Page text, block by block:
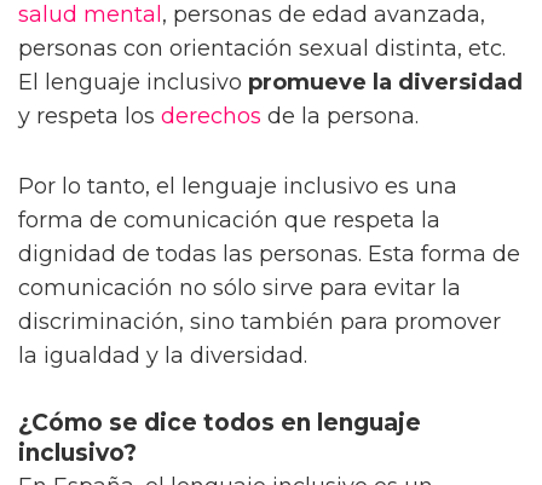
salud mental , personas de edad avanzada,
personas con orientación sexual distinta, etc.
El lenguaje inclusivo promueve la diversidad
y respeta los derechos de la persona.
Por lo tanto, el lenguaje inclusivo es una
forma de comunicación que respeta la
dignidad de todas las personas. Esta forma de
comunicación no sólo sirve para evitar la
discriminación, sino también para promover
la igualdad y la diversidad.
¿Cómo se dice todos en lenguaje
inclusivo?